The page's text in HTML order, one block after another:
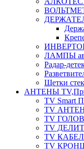
ЛАМПЫ
Радар-
Щетки
АНТЕНЫ
TV Smart
TV
TV
TV
TV
TV